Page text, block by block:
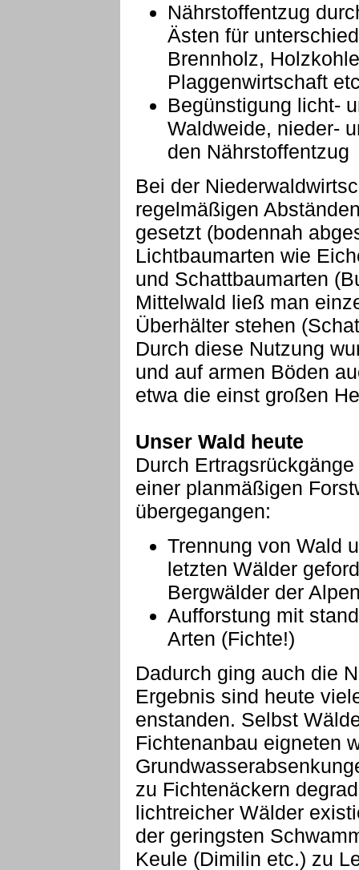
Nährstoffentzug
Ästen für
Brennholz,
Plaggenwirtschaft
Begünstigung licht-
Waldweide, nieder-
den Nährstoffentzug
Bei der
regelmäßigen
gesetzt (bodennah
Lichtbaumarten wie
und Schattbaumarten
Mittelwald ließ man
Überhälter stehen
Durch diese Nutzung
und auf armen Böden
etwa die einst großen
Unser Wald heute
Durch
einer planmäßigen
übergegangen:
Trennung von Wald
letzten Wälder
Bergwälder der
Aufforstung mit
Arten (Fichte!)
Dadurch ging auch die
Ergebnis sind heute
enstanden. Selbst
Fichtenanbau eigneten
zu Fichtenäckern
lichtreicher Wälder
der geringsten
Keule (Dimilin etc.) zu